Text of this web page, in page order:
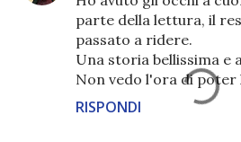
parte della lettura, il
passato a ridere.
Una storia bellissima e
Non vedo l'ora di poter
RISPONDI